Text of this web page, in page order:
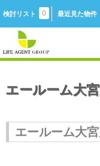
検討リスト 0 最近見た物件
エールーム大
エールーム大宮